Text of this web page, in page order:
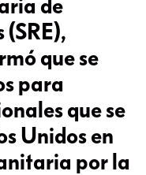
de
(SRE),
que se
para
que se
Unidos en
por la